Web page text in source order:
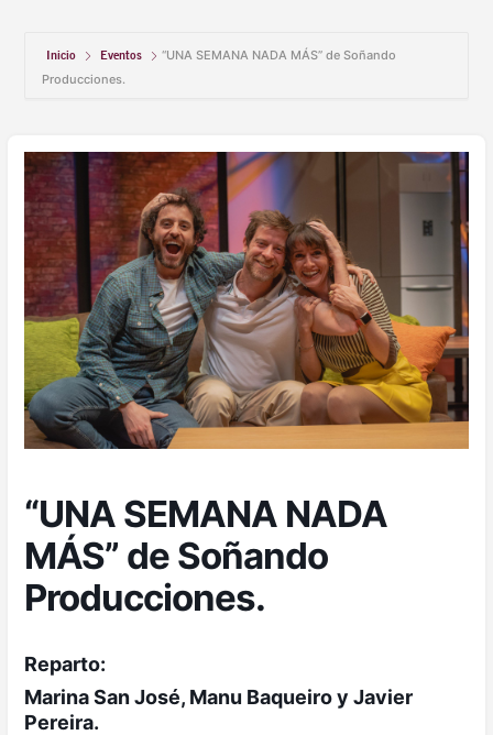
Inicio Eventos
“UNA SEMANA NADA MÁS” de Soñando
Producciones.
“UNA SEMANA NADA
MÁS” de Soñando
Producciones.
Reparto:
Marina San José, Manu Baqueiro y Javier
Pereira.